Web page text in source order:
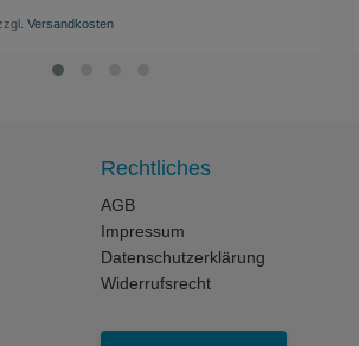
Versandkosten
Rechtliches
AGB
Impressum
Datenschutzerklärung
Widerrufsrecht